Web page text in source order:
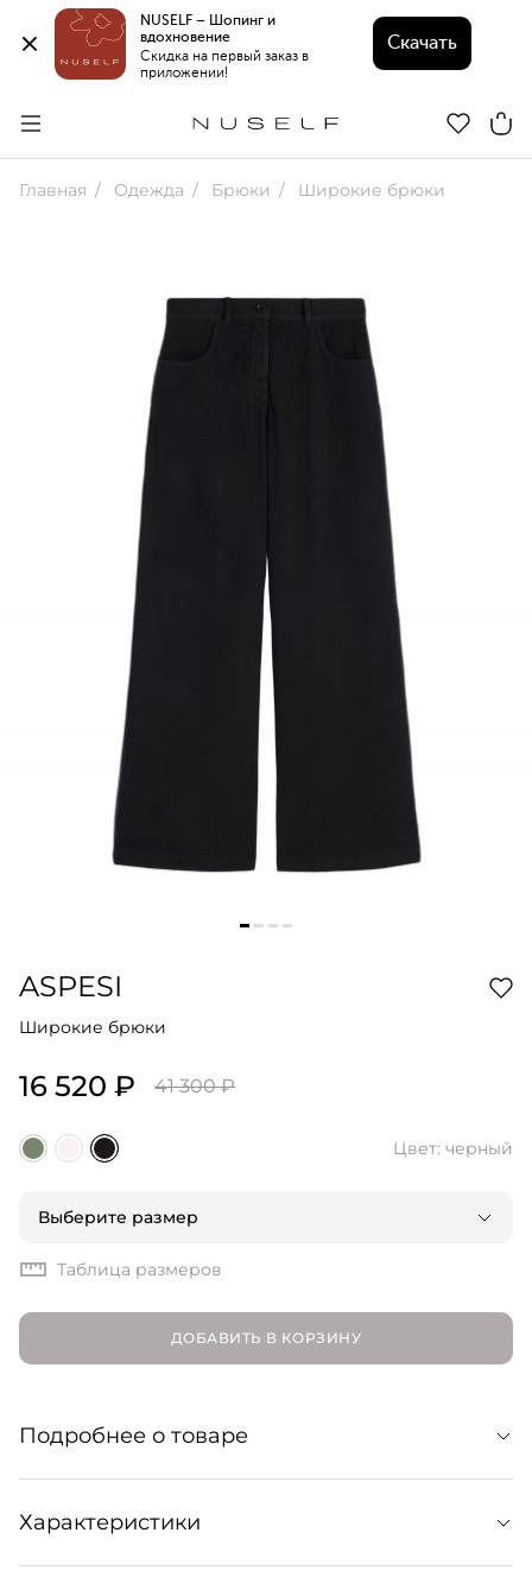
NUSELF – Шопинг и
вдохновение
Скидка на первый заказ в
приложении!
Скачать
Главная Одежда Брюки Широкие брюки
ASPESI
Широкие брюки
16 520 ₽ 41 300 ₽
Цвет: черный
Выберите размер
Таблица размеров
ДОБАВИТЬ В КОРЗИНУ
Подробнее о товаре
Широкие брюки из мягкой хлопковой ткани с
добавлением эластана. Универсальный спутник
Характеристики